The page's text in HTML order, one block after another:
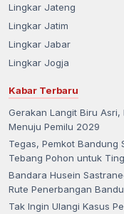
Lingkar Jateng
Lingkar Jatim
Lingkar Jabar
Lingkar Jogja
Kabar Terbaru
Gerakan Langit Biru Asri,
Menuju Pemilu 2029
Tegas, Pemkot Bandung
Tebang Pohon untuk
Bandara Husein
Rute Penerbangan
Tak Ingin Ulangi Kasus